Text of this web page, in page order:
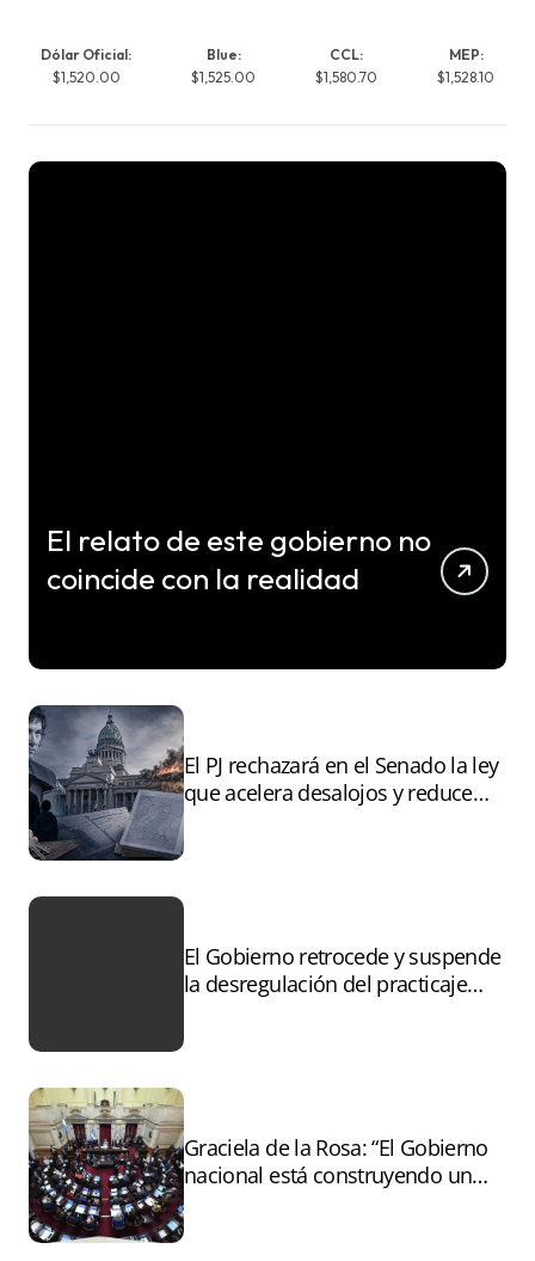
Dólar Oficial:
$1,520.00
Blue:
$1,525.00
CCL:
$1,580.70
MEP:
$1,528.10
El relato de este gobierno no
coincide con la realidad
El PJ rechazará en el Senado la ley
que acelera desalojos y reduce
El Gobierno retrocede y suspende
la desregulación del practicaje
Graciela de la Rosa: “El Gobierno
nacional está construyendo un